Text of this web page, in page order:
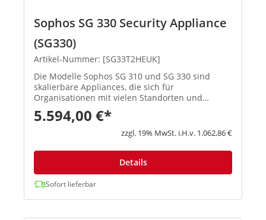
Sophos SG 330 Security Appliance
(SG330)
Artikel-Nummer: [SG33T2HEUK]
Die Modelle Sophos SG 310 und SG 330 sind
skalierbare Appliances, die sich für
Organisationen mit vielen Standorten und
mittelgroße Unternehmen eignen. Mit SSDs für
On-Box-Reporting, Protokolle und Spam-
Quarantäne sind sie äußerst reaktionsstark – se...
5.594,00 €*
zzgl. 19% MwSt. i.H.v. 1.062,86 €
Details
Sofort lieferbar